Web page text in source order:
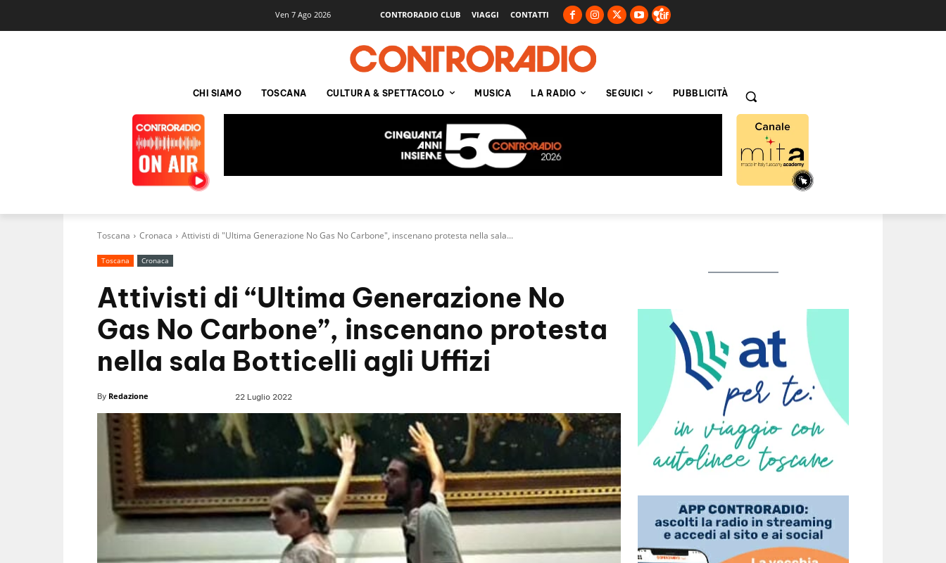
Ven 7 Ago 2026 CONTRORADIO CLUB VIAGGI CONTATTI
CHI SIAMO TOSCANA CULTURA & SPETTACOLO MUSICA LA RADIO SEGUICI PUBBLICITÀ
Toscana Cronaca Attivisti di "Ultima Generazione No Gas No Carbone", inscenano protesta nella sala...
Toscana Cronaca
Attivisti di “Ultima Generazione No
Gas No Carbone”, inscenano protesta
nella sala Botticelli agli Uffizi
By Redazione 22 Luglio 2022